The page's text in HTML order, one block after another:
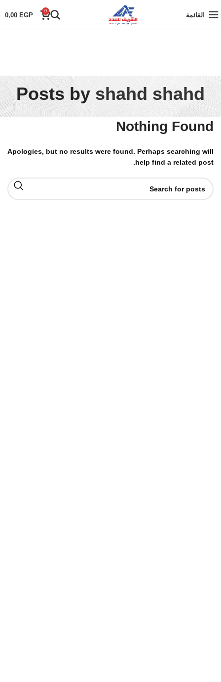
القائمة
0
0,00 EGP
Posts by shahd shahd
Nothing Found
Apologies, but no results were found. Perhaps searching will
help find a related post.